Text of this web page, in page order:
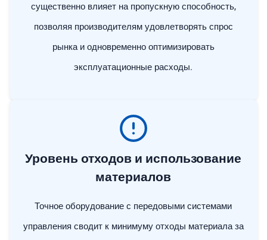
существенно влияет на пропускную способность,
позволяя производителям удовлетворять спрос
рынка и одновременно оптимизировать
эксплуатационные расходы.
Уровень отходов и использование
материалов
Точное оборудование с передовыми системами
управления сводит к минимуму отходы материала за